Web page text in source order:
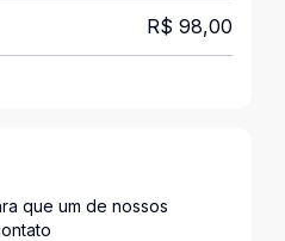
R$ 98,00
que um de nossos